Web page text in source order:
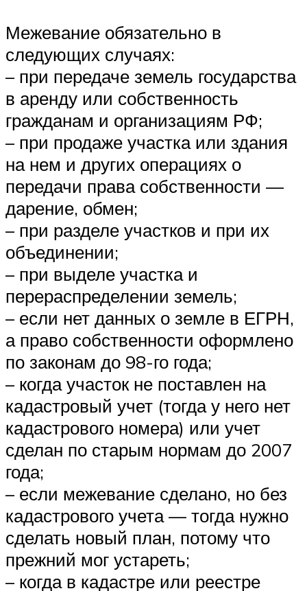
Межевание обязательно в
следующих случаях:
– при передаче земель государства
в аренду или собственность
гражданам и организациям РФ;
– при продаже участка или здания
на нем и других операциях о
передачи права собственности —
дарение, обмен;
– при разделе участков и при их
объединении;
– при выделе участка и
перераспределении земель;
– если нет данных о земле в ЕГРН,
а право собственности оформлено
по законам до 98-го года;
– когда участок не поставлен на
кадастровый учет (тогда у него нет
кадастрового номера) или учет
сделан по старым нормам до 2007
года;
– если межевание сделано, но без
кадастрового учета — тогда нужно
сделать новый план, потому что
прежний мог устареть;
– когда в кадастре или реестре